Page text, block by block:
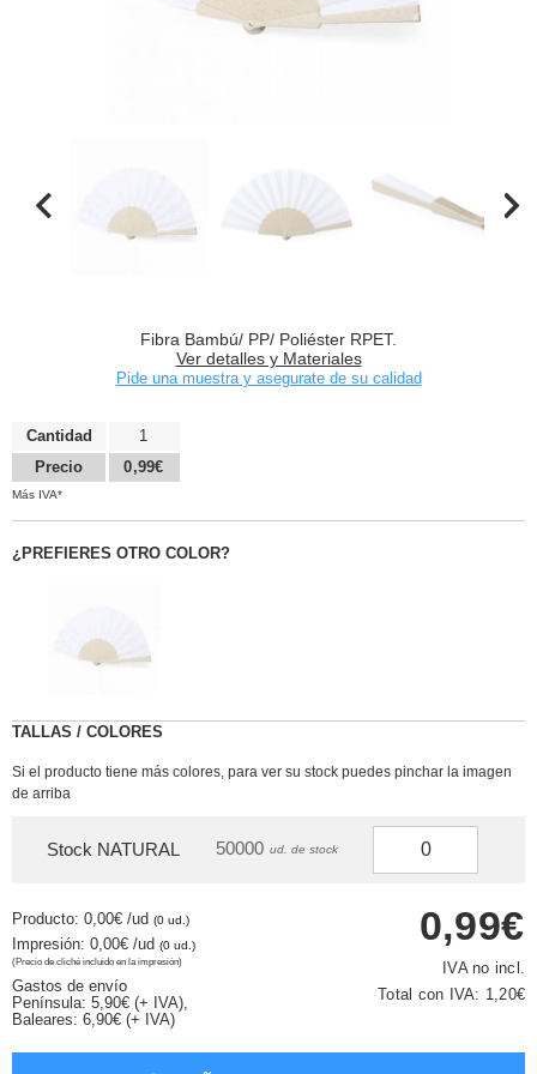
Fibra Bambú/ PP/ Poliéster RPET.
Ver detalles y Materiales
Pide una muestra y asegurate de su calidad
Cantidad
Precio
1
0,99€
Más IVA*
¿PREFIERES OTRO COLOR?
TALLAS / COLORES
Si el producto tiene más colores, para ver su stock puedes pinchar la imagen
de arriba
Stock NATURAL 50000 ud. de stock
Producto: 0,00€ /ud (0 ud.)
Impresión: 0,00€ /ud (0 ud.)
(Precio de cliché incluido en la impresión)
Gastos de envío
Península: 5,90€ (+ IVA),
Baleares: 6,90€ (+ IVA)
0,99€
IVA no incl.
Total con IVA: 1,20€